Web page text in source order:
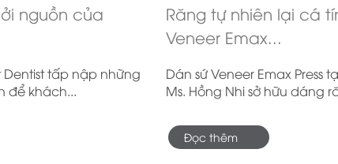
nguồn của
tấp nập những
để khách...
Răng tự nhiên lại cá
Veneer Emax...
Dán sứ Veneer Emax Press
Ms. Hồng Nhi sở hữu dáng
Đọc thêm